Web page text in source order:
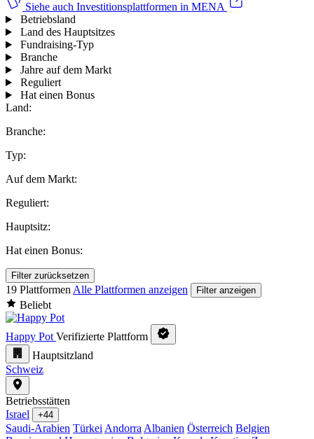
Siehe auch Investitionsplattformen in MENA
Betriebsland
Land des Hauptsitzes
Fundraising-Typ
Branche
Jahre auf dem Markt
Reguliert
Hat einen Bonus
Land:
Branche:
Typ:
Auf dem Markt:
Reguliert:
Hauptsitz:
Hat einen Bonus:
Filter zurücksetzen
19 Plattformen Alle Plattformen anzeigen Filter anzeigen
Beliebt
Happy Pot Verifizierte Plattform
Hauptsitzland
Schweiz
Betriebsstätten
Israel
+44
Saudi-Arabien Türkei Andorra Albanien Österreich Belgien